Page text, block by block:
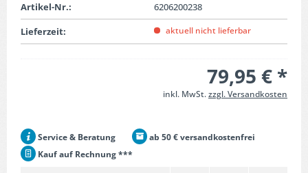
Artikel-Nr.:
6206200238
Lieferzeit:
aktuell nicht lieferbar
79,95 € *
inkl. MwSt.zzgl. Versandkosten
Service & Beratung
ab 50 € versandkostenfrei
Kauf auf Rechnung ***